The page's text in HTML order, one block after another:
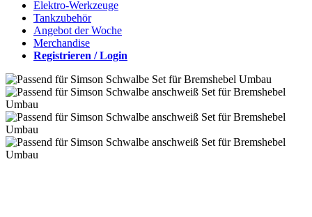
Elektro-Werkzeuge
Tankzubehör
Angebot der Woche
Merchandise
Registrieren / Login